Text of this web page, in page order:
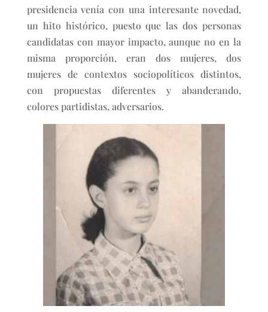
presidencia venía con una interesante novedad,
un hito histórico, puesto que las dos personas
candidatas con mayor impacto, aunque no en la
misma proporción, eran dos mujeres, dos
mujeres de contextos sociopolíticos distintos,
con propuestas diferentes y abanderando,
colores partidistas, adversarios.